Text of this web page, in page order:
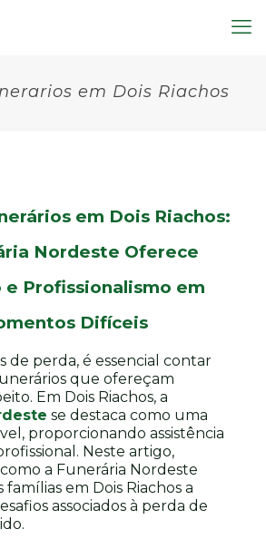
em Dois Riachos
em Dois Riachos:
Nordeste Oferece
Profissionalismo em
Difíceis
de perda, é essencial contar
que ofereçam
Em Dois Riachos, a
se destaca como uma
proporcionando assistência
Neste artigo,
a Funerária Nordeste
em Dois Riachos a
associados à perda de